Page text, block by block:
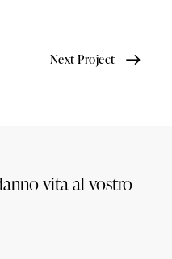
Next Project
vita al vostro